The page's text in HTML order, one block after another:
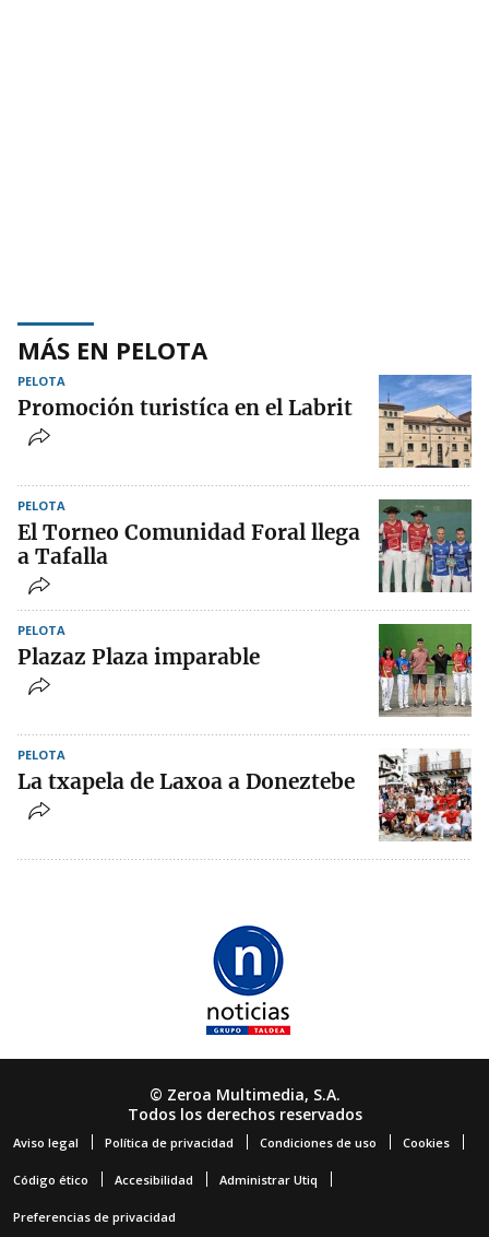
MÁS EN PELOTA
PELOTA
Promoción turistíca en el Labrit
PELOTA
El Torneo Comunidad Foral llega
a Tafalla
PELOTA
Plazaz Plaza imparable
PELOTA
La txapela de Laxoa a Doneztebe
© Zeroa Multimedia, S.A.
Todos los derechos reservados
Aviso legal Política de privacidad Condiciones de uso Cookies
Código ético Accesibilidad Administrar Utiq
Preferencias de privacidad